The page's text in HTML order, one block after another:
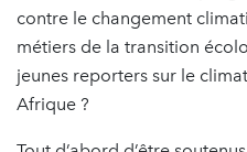
contre le changement
métiers de la transition
jeunes reporters sur le
Afrique ?